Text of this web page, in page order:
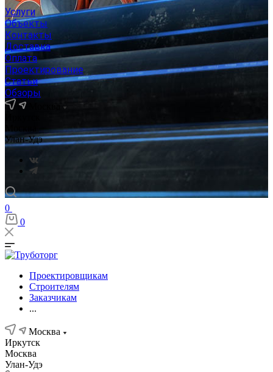
Услуги
Объекты
Контакты
Доставка
Оплата
Проектирование
Статьи
Обзоры
Улан-Удэ
0
0
Проектировщикам
Строителям
Заказчикам
...
Москва
Иркутск
Москва
Улан-Удэ